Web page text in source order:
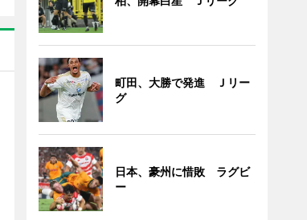
町田、大勝で発進 Ｊリー
グ
日本、豪州に惜敗 ラグビ
ー